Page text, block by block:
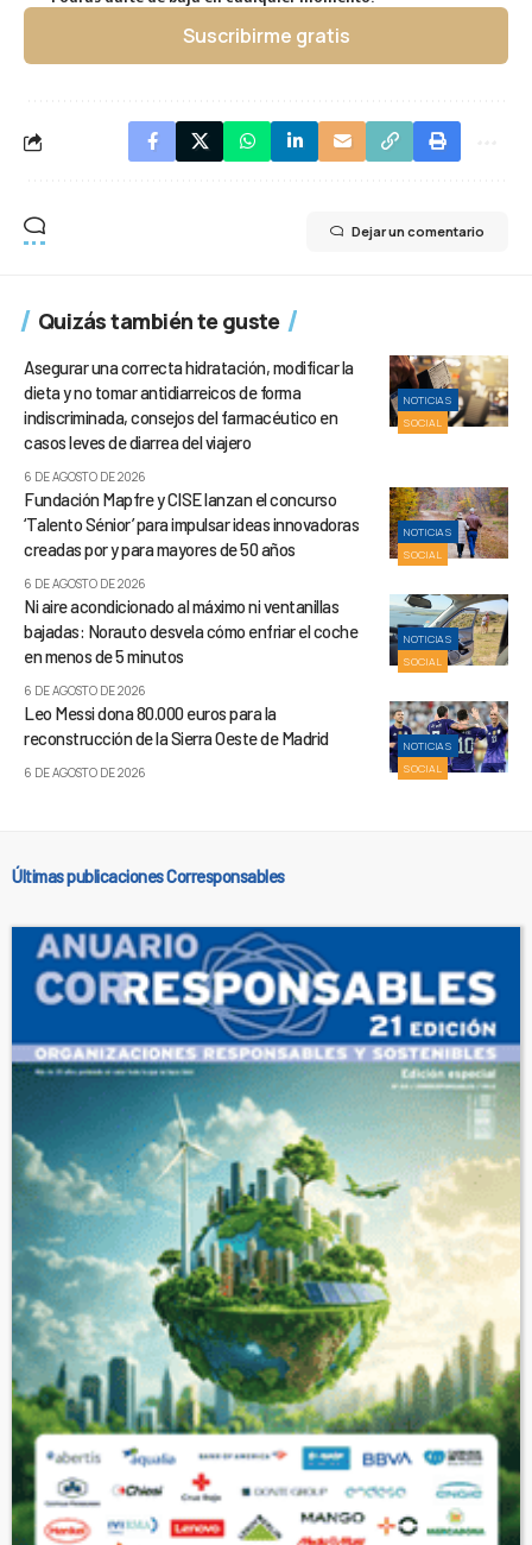
Suscribirme gratis
Dejar un comentario
Quizás también te guste
NOTICIAS
SOCIAL
Asegurar una correcta hidratación, modificar la
dieta y no tomar antidiarreicos de forma
indiscriminada, consejos del farmacéutico en
casos leves de diarrea del viajero
6 DE AGOSTO DE 2026
NOTICIAS
SOCIAL
Fundación Mapfre y CISE lanzan el concurso
‘Talento Sénior’ para impulsar ideas innovadoras
creadas por y para mayores de 50 años
6 DE AGOSTO DE 2026
NOTICIAS
SOCIAL
Ni aire acondicionado al máximo ni ventanillas
bajadas: Norauto desvela cómo enfriar el coche
en menos de 5 minutos
6 DE AGOSTO DE 2026
NOTICIAS
SOCIAL
Leo Messi dona 80.000 euros para la
reconstrucción de la Sierra Oeste de Madrid
6 DE AGOSTO DE 2026
Últimas publicaciones Corresponsables